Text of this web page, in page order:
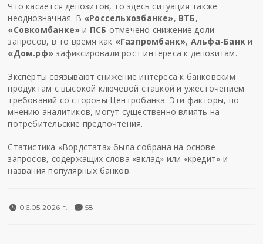
Что касается депозитов, то здесь ситуация также
неоднозначная. В «Россельхозбанке», ВТБ,
«Совкомбанке» и ПСБ отмечено снижение доли
запросов, в то время как «Газпромбанк», Альфа-Банки
«Дом.рф» зафиксировали рост интереса к депозитам.
Эксперты связывают снижение интереса к банковским
продуктам с высокой ключевой ставкой и ужесточением
требований со стороны Центробанка. Эти факторы, по
мнению аналитиков, могут существенно влиять на
потребительские предпочтения.
Статистика «Вордстата» была собрана на основе
запросов, содержащих слова «вклад» или «кредит» и
названия популярных банков.
06.05.2026 г. | 58